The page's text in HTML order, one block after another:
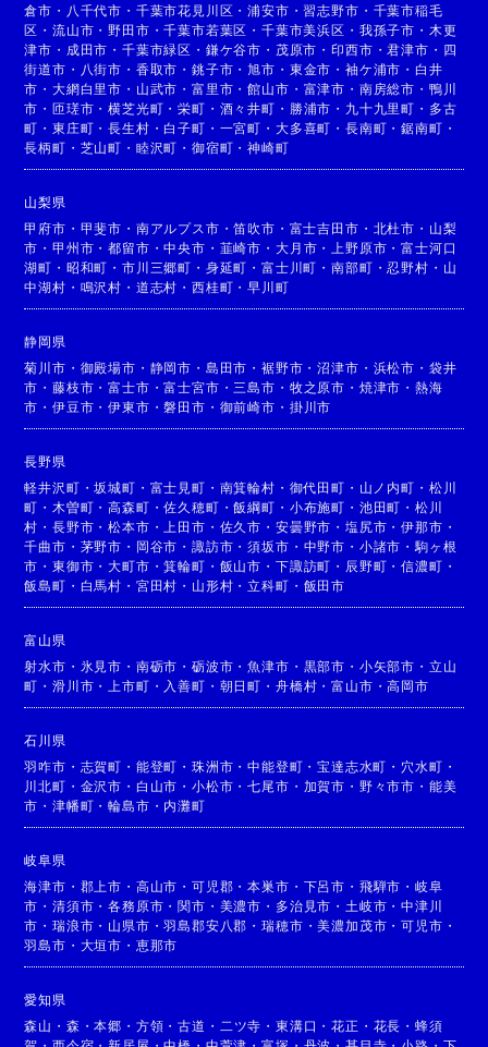
倉市 ・ 八千代市 ・ 千葉市花見川区 ・浦安市 ・習志野市 ・ 千葉市稲毛
区 ・流山市 ・野田市 ・千葉市若葉区 ・千葉市美浜区 ・ 我孫子市 ・ 木更
津市 ・ 成田市 ・千葉市緑区 ・ 鎌ケ谷市 ・ 茂原市 ・印西市 ・君津市 ・ 四
街道市 ・ 八街市 ・ 香取市 ・銚子市 ・旭市 ・ 東金市 ・ 袖ケ浦市 ・ 白井
市 ・大網白里市 ・ 山武市 ・富里市 ・館山市 ・ 富津市 ・ 南房総市 ・ 鴨川
市 ・匝瑳市 ・横芝光町 ・栄町 ・ 酒々井町 ・ 勝浦市 ・ 九十九里町 ・ 多古
町 ・東庄町 ・長生村 ・ 白子町 ・ 一宮町 ・ 大多喜町 ・ 長南町 ・鋸南町 ・
長柄町 ・ 芝山町 ・ 睦沢町 ・御宿町 ・神崎町
山梨県
甲府市 ・ 甲斐市 ・ 南アルプス市 ・笛吹市 ・ 富士吉田市 ・ 北杜市 ・ 山梨
市 ・甲州市 ・都留市 ・中央市 ・ 韮崎市 ・ 大月市 ・ 上野原市 ・富士河口
湖町 ・ 昭和町 ・市川三郷町 ・ 身延町 ・富士川町 ・南部町 ・忍野村 ・ 山
中湖村 ・ 鳴沢村 ・ 道志村 ・西桂町 ・早川町
静岡県
菊川市 ・ 御殿場市 ・ 静岡市 ・ 島田市 ・裾野市 ・沼津市 ・ 浜松市 ・ 袋井
市 ・藤枝市 ・富士市 ・富士宮市 ・ 三島市 ・ 牧之原市 ・ 焼津市 ・ 熱海
市 ・伊豆市 ・伊東市 ・磐田市 ・ 御前崎市 ・ 掛川市
長野県
軽井沢町 ・坂城町 ・ 富士見町 ・ 南箕輪村 ・ 御代田町 ・ 山ノ内町 ・ 松川
町 ・ 木曽町 ・高森町 ・佐久穂町 ・飯綱町 ・ 小布施町 ・ 池田町 ・ 松川
村 ・長野市 ・松本市 ・ 上田市 ・ 佐久市 ・ 安曇野市 ・ 塩尻市 ・伊那市 ・
千曲市 ・ 茅野市 ・ 岡谷市 ・諏訪市 ・須坂市 ・ 中野市 ・ 小諸市 ・ 駒ヶ根
市 ・東御市 ・大町市 ・箕輪町 ・ 飯山市 ・ 下諏訪町 ・ 辰野町 ・信濃町 ・
飯島町 ・ 白馬村 ・ 宮田村 ・ 山形村 ・立科町 ・ 飯田市
富山県
射水市 ・ 氷見市 ・ 南砺市 ・砺波市 ・魚津市 ・ 黒部市 ・ 小矢部市 ・ 立山
町 ・滑川市 ・ 上市町 ・ 入善町 ・ 朝日町 ・ 舟橋村 ・富山市 ・高岡市
石川県
羽咋市 ・ 志賀町 ・ 能登町 ・珠洲市 ・中能登町 ・宝達志水町 ・ 穴水町 ・
川北町 ・ 金沢市 ・ 白山市 ・小松市 ・七尾市 ・ 加賀市 ・ 野々市市 ・ 能美
市 ・津幡町 ・輪島市 ・ 内灘町
岐阜県
海津市 ・ 郡上市 ・ 高山市 ・可児郡 ・本巣市 ・ 下呂市 ・ 飛騨市 ・ 岐阜
市 ・清須市 ・各務原市 ・関市 ・ 美濃市 ・ 多治見市 ・ 土岐市 ・中津川
市 ・瑞浪市 ・ 山県市 ・羽島郡安八郡 ・瑞穂市 ・美濃加茂市 ・可児市 ・
羽島市 ・ 大垣市 ・ 恵那市
愛知県
森山 ・ 森 ・本郷 ・ 方領 ・古道 ・ 二ツ寺 ・ 東溝口 ・花正 ・ 花長 ・ 蜂須